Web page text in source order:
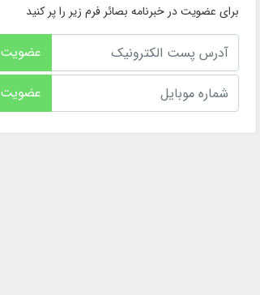
برای عضویت در خبرنامه بصائر فرم زیر را پر کنید
عضویت
عضویت